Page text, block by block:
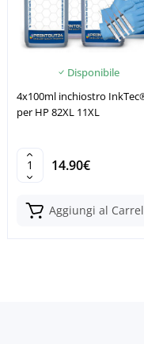
Disponibile
4x100ml inchiostro
per HP 82XL 11XL
14.90€
Aggiungi al